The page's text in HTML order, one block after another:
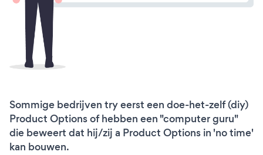
Sommige bedrijven try eerst een doe-het-zelf (diy)
Product Options of hebben een "computer guru"
die beweert dat hij/zij a Product Options in 'no time'
kan bouwen.